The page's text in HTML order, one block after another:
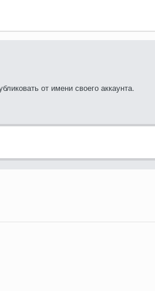
от имени своего аккаунта.